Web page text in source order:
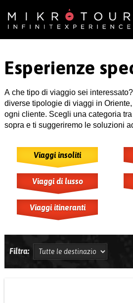
Esperienze
A che tipo di viaggio sei
diverse tipologie di viaggi in
ogni cliente. Scegli una categoria
sopra e ti suggeriremo le soluzioni
Viaggi insoliti
Viaggi di lusso
Viaggi itineranti
Filtra: